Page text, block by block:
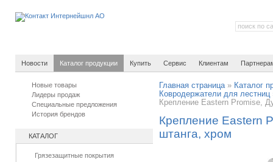
Новости Каталог продукции Купить Сервис Клиентам
Новые товары
Лидеры продаж
Специальные предложения
История брендов
КАТАЛОГ
Грязезащитные покрытия
Главная страница» Каталог
Ковродержатели для лестниц
Крепление Eastern Promise,
Крепление Eastern
штанга, хром